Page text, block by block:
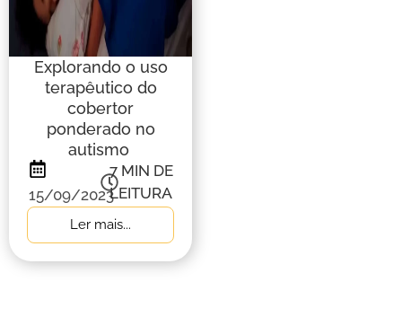
Explorando o uso
terapêutico do
cobertor
ponderado no
autismo
15/09/2023
7 MIN DE
LEITURA
Ler mais...